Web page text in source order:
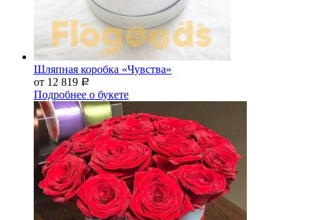
Шляпная коробка «Чувства»
от 12 819 Р
Подробнее о букете